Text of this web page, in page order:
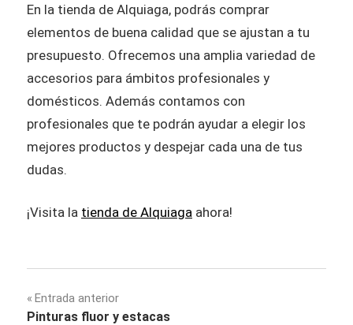
En la tienda de Alquiaga, podrás comprar
elementos de buena calidad que se ajustan a tu
presupuesto. Ofrecemos una amplia variedad de
accesorios para ámbitos profesionales y
domésticos. Además contamos con
profesionales que te podrán ayudar a elegir los
mejores productos y despejar cada una de tus
dudas.
¡Visita la tienda de Alquiaga ahora!
Navegación
Entrada anterior
Pinturas fluor y estacas